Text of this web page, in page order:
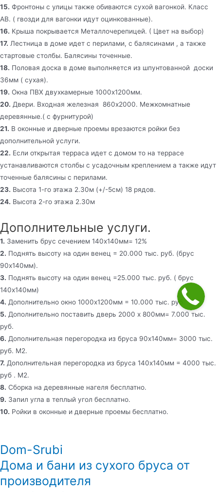
15. Фронтоны с улицы также обиваются сухой вагонкой. Класс
АВ. ( гвозди для вагонки идут оцинкованные).
16. Крыша покрывается Металлочерепицей. ( Цвет на выбор)
17. Лестница в доме идет с перилами, с балясинами , а также
стартовые столбы. Балясины точенные.
18. Половая доска в доме выполняется из шпунтованной доски
36мм ( сухая).
19. Окна ПВХ двухкамерные 1000х1200мм.
20. Двери. Входная железная 860х2000. Межкомнатные
деревянные.( с фурнитурой)
21. В оконные и дверные проемы врезаются ройки без
дополнительной услуги.
22. Если открытая терраса идет с домом то на террасе
устанавливаются столбы с усадочным креплением а также идут
точенные балясины с перилами.
23. Высота 1-го этажа 2.30м (+/-5см) 18 рядов.
24. Высота 2-го этажа 2.30м
Дополнительные услуги.
1. Заменить брус сечением 140х140мм= 12%
2. Поднять высоту на один венец = 20.000 тыс. руб. (брус
90х140мм).
3. Поднять высоту на один венец =25.000 тыс. руб. ( брус
140х140мм)
4. Дополнительно окно 1000х1200мм = 10.000 тыс. руб.
5. Дополнительно поставить дверь 2000 х 800мм= 7.000 тыс.
руб.
6. Дополнительная перегородка из бруса 90х140мм= 3000 тыс.
руб. М2.
7. Дополнительная перегородка из бруса 140х140мм = 4000 тыс.
руб . М2.
8. Сборка на деревянные нагеля бесплатно.
9. Запил угла в теплый угол бесплатно.
10. Ройки в оконные и дверные проемы бесплатно.
Dom-Srubi
Дома и бани из сухого бруса от
производителя